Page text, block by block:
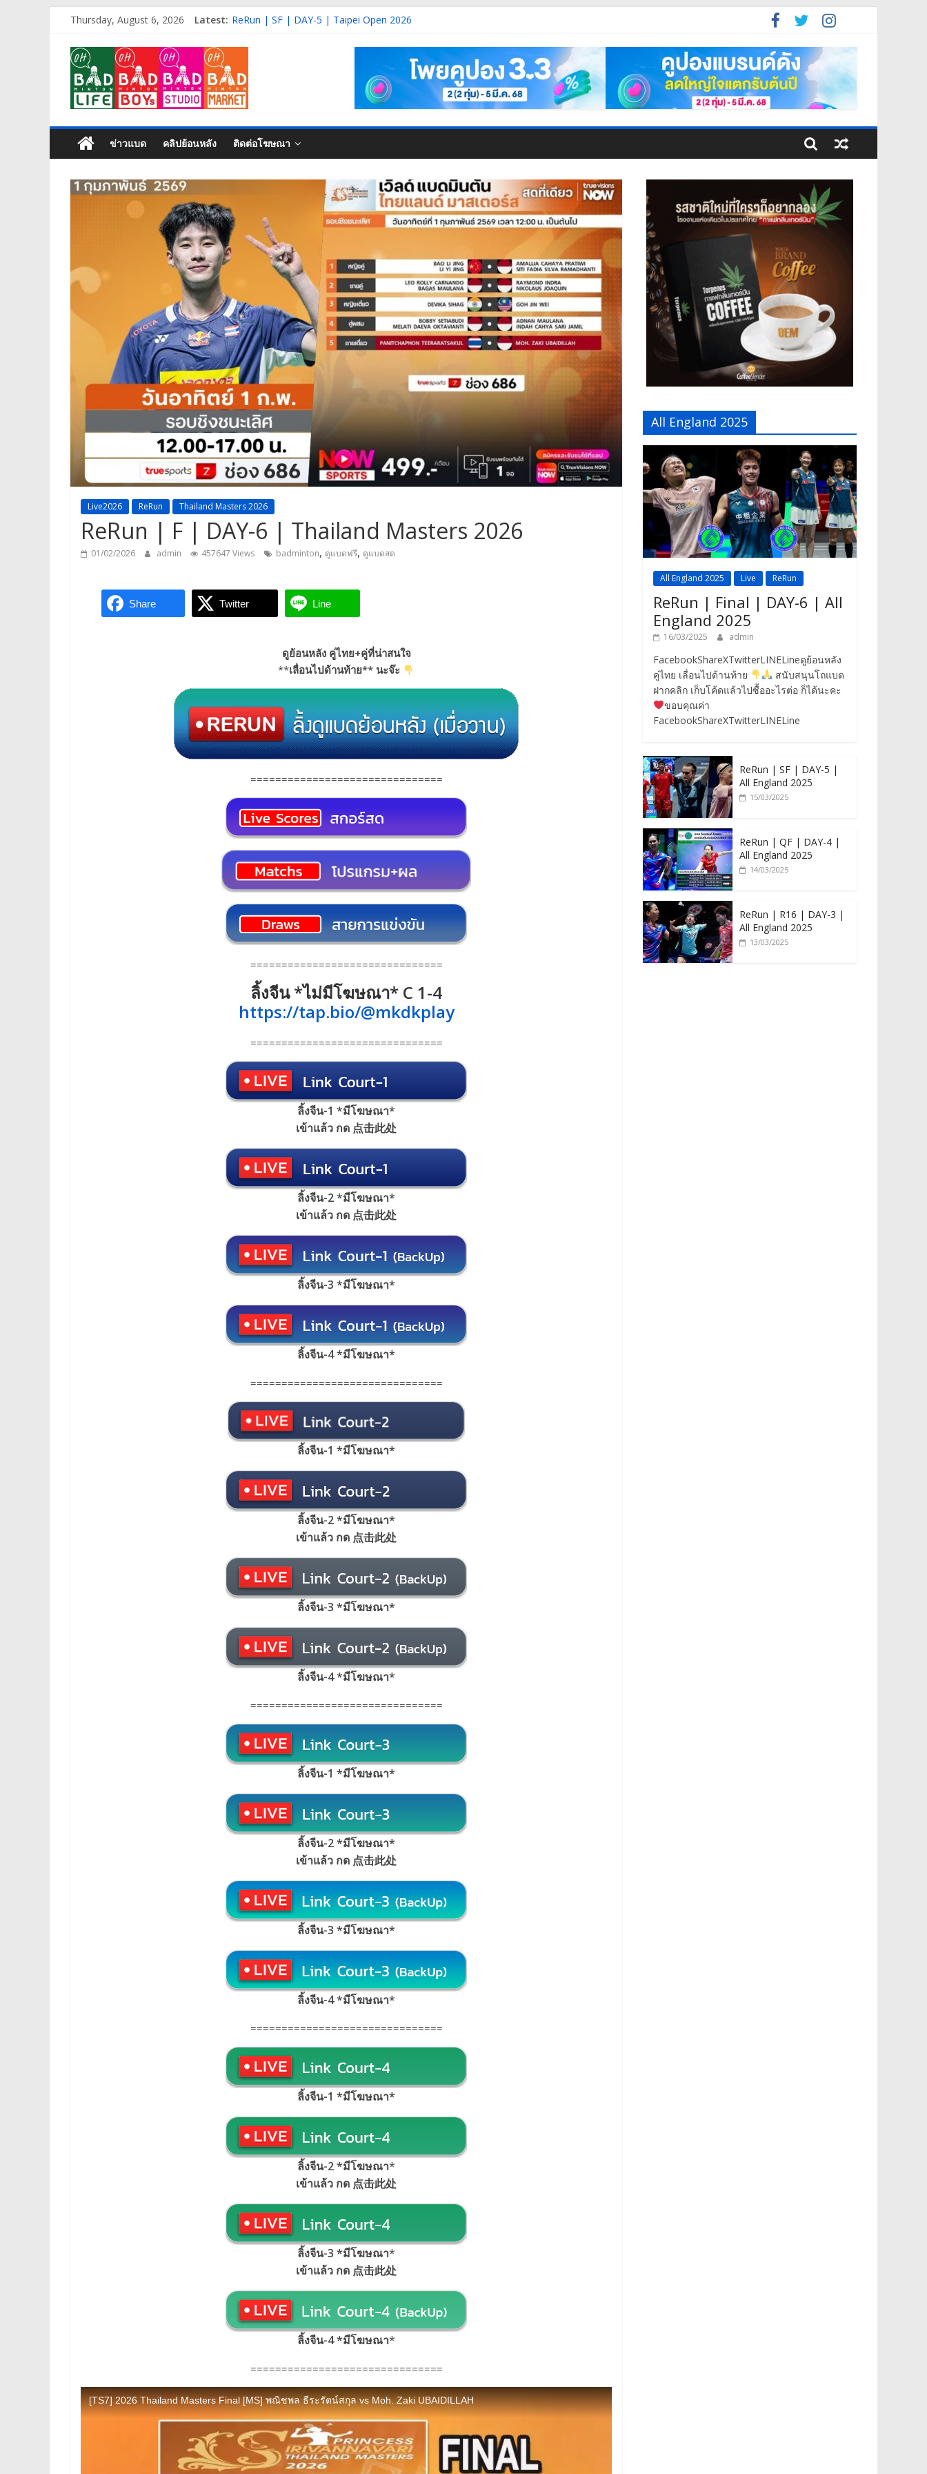
content
Thursday, August 6, 2026 Latest: ReRun | Final | DAY-6 | Taipei Open 2026
Live | R16 | DAY-3 | Korea Masters 2026
ReRun | R32 | DAY-2 | Korea Masters 2026
ReRun | Qual+R32 | DAY-1 | Korea Masters 2026
OH
BAD
Life
isn’t
my
life
ข่าวแบด คลิปย้อนหลัง ติดต่อโฆษณา
Live2026 ReRun Thailand Masters 2026
ReRun | F | DAY-6 | Thailand Masters 2026
01/02/2026 admin 457647 Views badminton, ดูแบดฟรี, ดูแบดสด
Share Twitter Line
ดูย้อนหลัง คู่ไทย+คู่ที่น่าสนใจ
**เลื่อนไปด้านท้าย** นะจ๊ะ
===============================
===============================
ลิ้งจีน *ไม่มีโฆษณา* C 1-4
https://tap.bio/@mkdkplay
===============================
ลิ้งจีน-1 *มีโฆษณา*
เข้าแล้ว กด 点击此处
ลิ้งจีน-2 *มีโฆษณา*
เข้าแล้ว กด 点击此处
ลิ้งจีน-3 *มีโฆษณา*
ลิ้งจีน-4 *มีโฆษณา*
===============================
ลิ้งจีน-1 *มีโฆษณา*
ลิ้งจีน-2 *มีโฆษณา*
เข้าแล้ว กด 点击此处
ลิ้งจีน-3 *มีโฆษณา*
ลิ้งจีน-4 *มีโฆษณา*
===============================
ลิ้งจีน-1 *มีโฆษณา*
ลิ้งจีน-2 *มีโฆษณา*
เข้าแล้ว กด 点击此处
ลิ้งจีน-3 *มีโฆษณา*
ลิ้งจีน-4 *มีโฆษณา*
===============================
ลิ้งจีน-1 *มีโฆษณา*
ลิ้งจีน-2 *มีโฆษณา*
เข้าแล้ว กด 点击此处
ลิ้งจีน-3 *มีโฆษณา*
เข้าแล้ว กด 点击此处
ลิ้งจีน-4 *มีโฆษณา*
===============================
All England 2025
All England 2025 Live ReRun
ReRun | Final | DAY-6 | All
England 2025
16/03/2025 admin
FacebookShareXTwitterLINELineดูย้อนหลัง
คู่ไทย เลื่อนไปด้านท้าย
สนับสนุนโถแบด
ฝากคลิก เก็บโค้ดแล้วไปซื้ออะไรต่อ ก็ได้นะคะ
ขอบคุณค่า
FacebookShareXTwitterLINELine
ReRun | SF | DAY-5 |
All England 2025
15/03/2025
ReRun | QF | DAY-4 |
All England 2025
14/03/2025
ReRun | R16 | DAY-3 |
All England 2025
13/03/2025